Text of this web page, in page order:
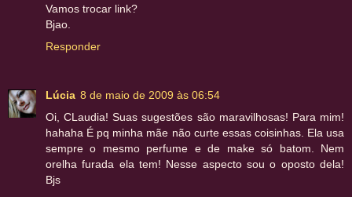
Vamos trocar link?
Bjao.
Responder
Lúcia 8 de maio de 2009 às 06:54
Oi, CLaudia! Suas sugestões são maravilhosas! Para mim!
hahaha É pq minha mãe não curte essas coisinhas. Ela usa
sempre o mesmo perfume e de make só batom. Nem
orelha furada ela tem! Nesse aspecto sou o oposto dela!
Bjs